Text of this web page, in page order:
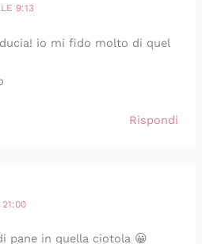
9:13
io mi fido molto di quel
Rispondi
pane in quella ciotola 😀